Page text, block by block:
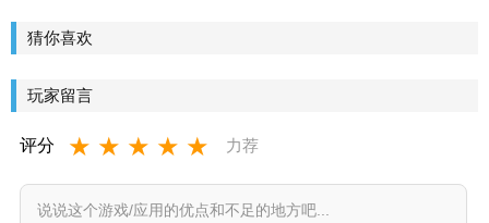
猜你喜欢
玩家留言
评分 ★ ★ ★ ★ ★ 力荐